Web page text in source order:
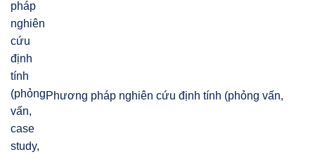
Phương pháp nghiên cứu định tính (phỏng vấn,